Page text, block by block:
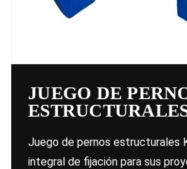
JUEGO DE
Juego de pernos estructurales
integral de fijación para sus